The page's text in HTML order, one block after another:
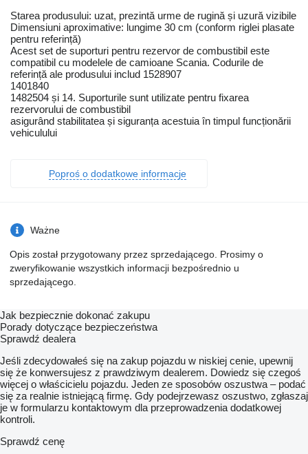
Starea produsului: uzat, prezintă urme de rugină și uzură vizibile
Dimensiuni aproximative: lungime 30 cm (conform riglei plasate
pentru referință)
Acest set de suporturi pentru rezervor de combustibil este
compatibil cu modelele de camioane Scania. Codurile de
referință ale produsului includ 1528907
1401840
1482504 și 14. Suporturile sunt utilizate pentru fixarea
rezervorului de combustibil
asigurând stabilitatea și siguranța acestuia în timpul funcționării
vehiculului
Poproś o dodatkowe informacje
Ważne
Opis został przygotowany przez sprzedającego. Prosimy o
zweryfikowanie wszystkich informacji bezpośrednio u
sprzedającego.
Jak bezpiecznie dokonać zakupu
Porady dotyczące bezpieczeństwa
Sprawdź dealera
Jeśli zdecydowałeś się na zakup pojazdu w niskiej cenie, upewnij
się że konwersujesz z prawdziwym dealerem. Dowiedz się czegoś
więcej o właścicielu pojazdu. Jeden ze sposobów oszustwa – podać
się za realnie istniejącą firmę. Gdy podejrzewasz oszustwo, zgłaszaj
je w formularzu kontaktowym dla przeprowadzenia dodatkowej
kontroli.
Sprawdź cenę